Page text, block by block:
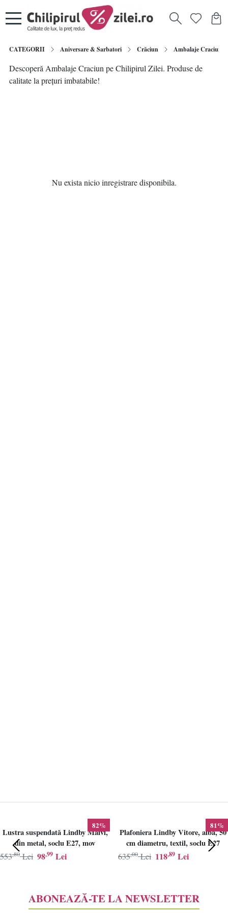
CATEGORII Aniversare & Sarbatori Crăciun Ambalaje Craciun
Descoperă Ambalaje Craciun pe Chilipirul Zilei. Produse de
calitate la prețuri imbatabile!
Nu exista nicio inregistrare disponibila.
82%
Lustra suspendată Lindby Maivi,
din metal, soclu E27, mov
98,99 Lei
553,80 Lei
81%
Plafoniera Lindby Vitore, alba, 50
cm diametru, textil, soclu E27
118,89 Lei
635,00 Lei
ABONEAZĂ-TE LA NEWSLETTER